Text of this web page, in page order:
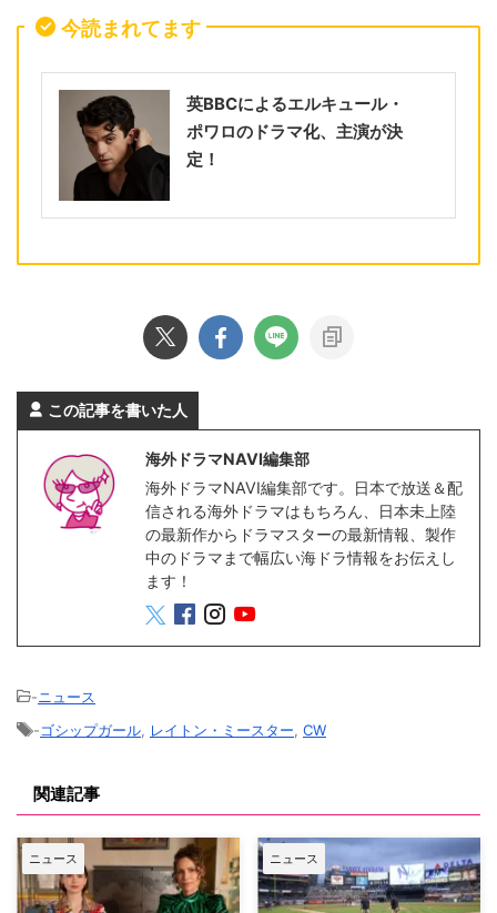
今読まれてます
英BBCによるエルキュール・
ポワロのドラマ化、主演が決
定！
この記事を書いた人
海外ドラマNAVI編集部
海外ドラマNAVI編集部です。日本で放送＆配
信される海外ドラマはもちろん、日本未上陸
の最新作からドラマスターの最新情報、製作
中のドラマまで幅広い海ドラ情報をお伝えし
ます！
-ニュース
-ゴシップガール レイトン・ミースター CW
関連記事
ニュース ニュース